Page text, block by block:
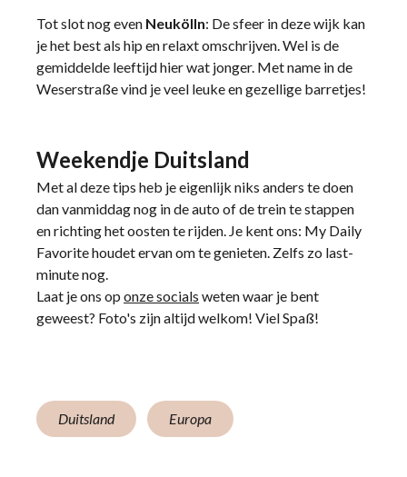
Tot slot nog even Neukölln: De sfeer in deze wijk kan
je het best als hip en relaxt omschrijven. Wel is de
gemiddelde leeftijd hier wat jonger. Met name in de
Weserstraße vind je veel leuke en gezellige barretjes!
Weekendje Duitsland
Met al deze tips heb je eigenlijk niks anders te doen
dan vanmiddag nog in de auto of de trein te stappen
en richting het oosten te rijden. Je kent ons: My Daily
Favorite houdet ervan om te genieten. Zelfs zo last-
minute nog.
Laat je ons op onze socials weten waar je bent
geweest? Foto's zijn altijd welkom! Viel Spaß!
Duitsland Europa